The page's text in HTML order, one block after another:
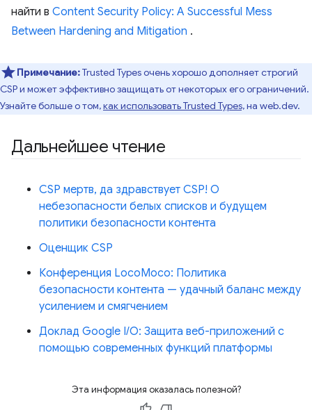
найти в Content Security Policy: A Successful Mess
Between Hardening and Mitigation .
Примечание:Trusted Types очень хорошо дополняет строгий
CSP и может эффективно защищать от некоторых его ограничений.
Узнайте больше о том,как использовать Trusted Types,на web.dev.
Дальнейшее чтение
CSP мертв, да здравствует CSP! О
небезопасности белых списков и будущем
политики безопасности контента
Оценщик CSP
Конференция LocoMoco: Политика
безопасности контента — удачный баланс между
усилением и смягчением
Доклад Google I/O: Защита веб-приложений с
помощью современных функций платформы
Эта информация оказалась полезной?